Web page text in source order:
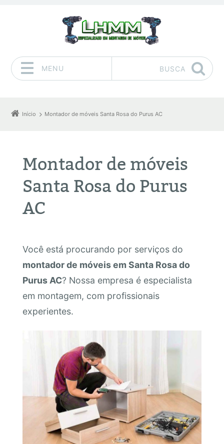
MENU BUSCA
Início Montador de móveis Santa Rosa do Purus AC
Montador de móveis
Santa Rosa do Purus
AC
Você está procurando por serviços do
montador de móveis em Santa Rosa do
Purus AC? Nossa empresa é especialista
em montagem, com profissionais
experientes.